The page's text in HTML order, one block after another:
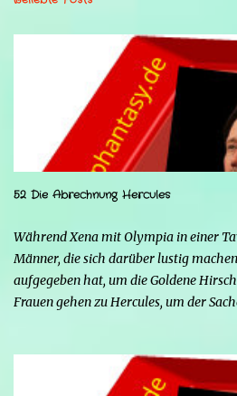
52 Die Abrechnung Hercules
Während Xena mit Olympia in einer
Männer, die sich darüber lustig
aufgegeben hat, um die Goldene
Frauen gehen zu Hercules, um der
denn nun kann sie nicht nur die Frau
endlich auch Menschen berühren,